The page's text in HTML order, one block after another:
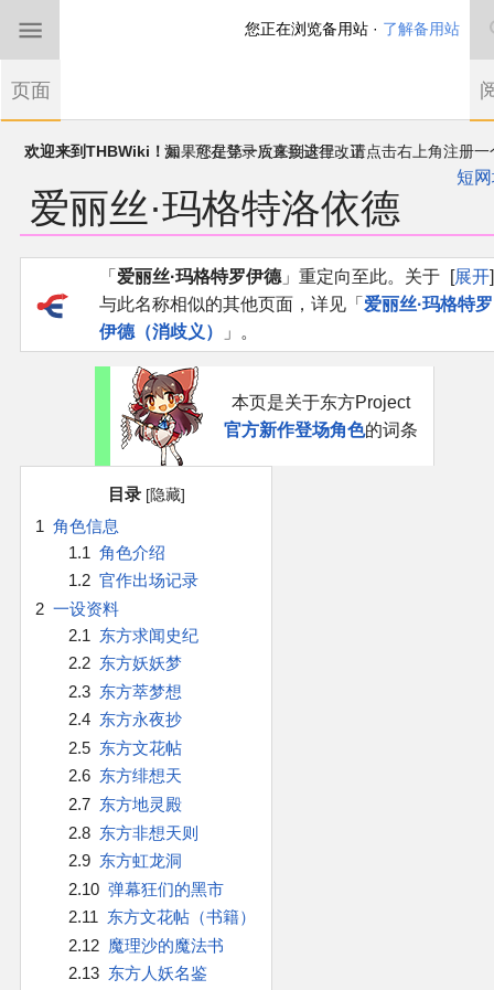
欢迎来到THBWiki！如果您是第一次来到这里，请点击右上角注册一
THBWiki以专业性和准确性为目标，如果你发现了任何确定的错误或
漏，可在登录后直接进行改正
短
爱丽丝·玛格特洛依德
航
索
展开
「 爱丽丝·玛格特罗伊德」重定向至此。关于
与此名称相似的其他页面，详见「 爱丽丝·玛格特罗
伊德（消歧义）
」。
本页是关于东方Project
官方新作登场角色的词条
目录
1 角色信息
1.1 角色介绍
1.2 官作出场记录
2 一设资料
2.1 东方求闻史纪
2.2 东方妖妖梦
2.3 东方萃梦想
2.4 东方永夜抄
2.5 东方文花帖
2.6 东方绯想天
2.7 东方地灵殿
2.8 东方非想天则
2.9 东方虹龙洞
2.10 弹幕狂们的黑市
2.11 东方文花帖（书籍）
2.12 魔理沙的魔法书
2.13 东方人妖名鉴
您正在浏览备用站 · 了解备用站
页面
首页
东方Project
东方同人规约
沙盒（建议使用）
官方游戏
官方音乐
官方角色
公式资料
游戏攻略
东方相关活动
其他相关项目